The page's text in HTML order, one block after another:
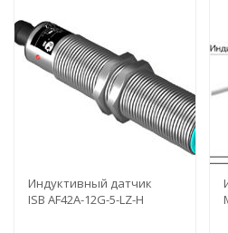
Индуктивный датчик
ISB AF42A-12G-5-LZ-H